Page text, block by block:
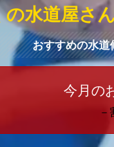
の水道屋さ
おすすめの水
今月の